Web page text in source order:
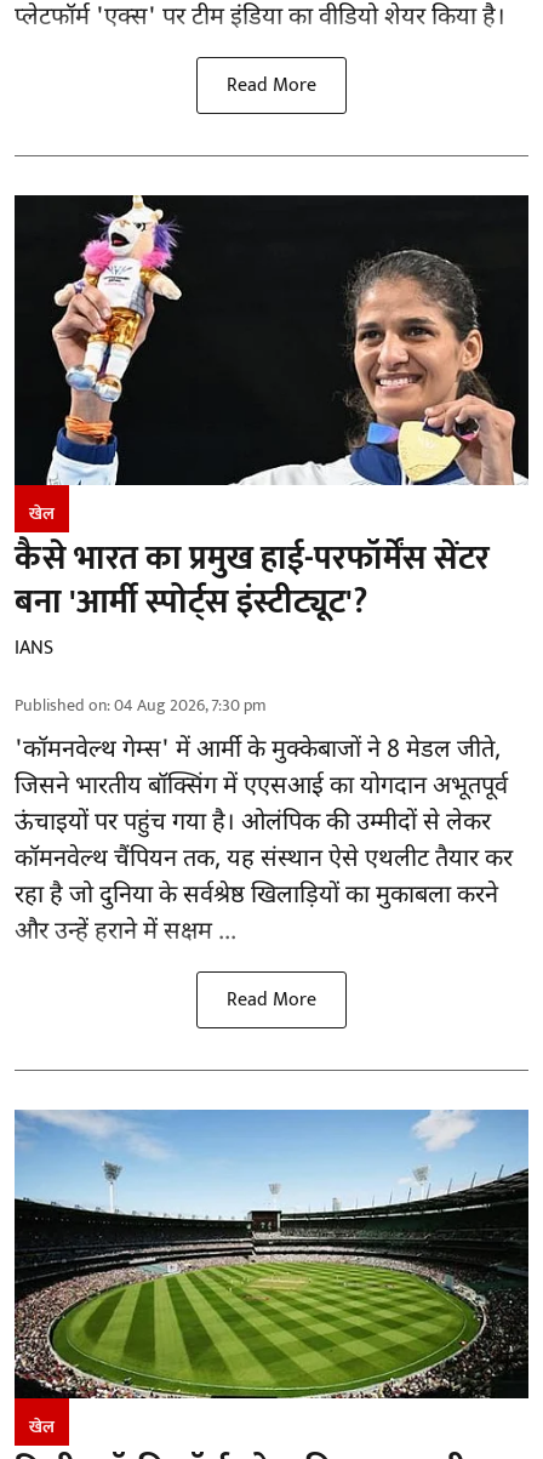
प्लेटफॉर्म 'एक्स' पर टीम इंडिया का वीडियो शेयर किया है।
Read More
खेल
कैसे भारत का प्रमुख हाई-परफॉर्मेंस सेंटर
बना 'आर्मी स्पोर्ट्स इंस्टीट्यूट'?
IANS
Published on:04 Aug 2026, 7:30 pm
'कॉमनवेल्थ गेम्स' में आर्मी के मुक्केबाजों ने 8 मेडल जीते,
जिसने भारतीय बॉक्सिंग में एएसआई का योगदान अभूतपूर्व
ऊंचाइयों पर पहुंच गया है। ओलंपिक की उम्मीदों से लेकर
कॉमनवेल्थ चैंपियन तक, यह संस्थान ऐसे एथलीट तैयार कर
रहा है जो दुनिया के सर्वश्रेष्ठ खिलाड़ियों का मुकाबला करने
और उन्हें हराने में सक्षम ...
Read More
खेल